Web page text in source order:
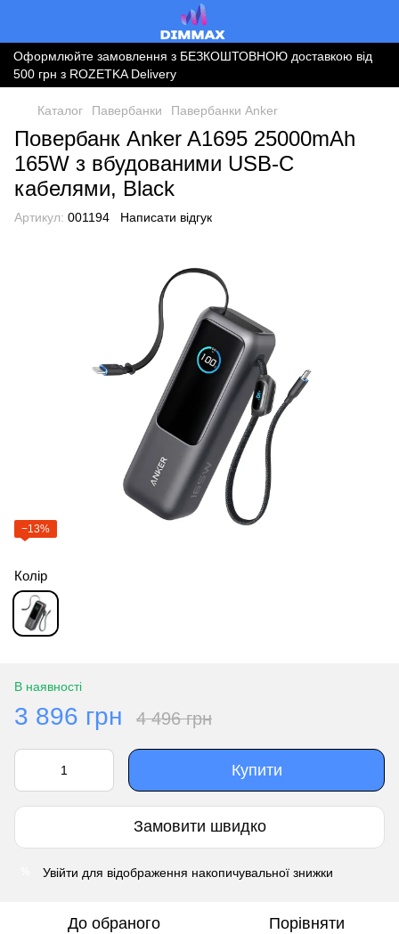
Оформлюйте замовлення з БЕЗКОШТОВНОЮ доставкою від
500 грн з ROZETKA Delivery
Каталог Павербанки Павербанки Anker
Повербанк Anker A1695 25000mAh
165W з вбудованими USB‑C
кабелями, Black
Артикул: 001194 Написати відгук
−13%
Колір
В наявності
3 896 грн 4 496 грн
Купити
Замовити швидко
Увійти для відображення накопичувальної знижки
До обраного Порівняти